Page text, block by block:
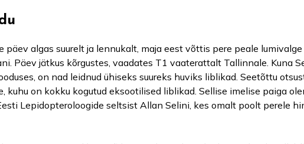
päev algas suurelt ja lennukalt, maja eest võttis pere peale
Päev jätkus kõrgustes, vaadates T1 vaaterattalt Tallinnale. Kuna
on nad leidnud ühiseks suureks huviks liblikad. Seetõttu
kuhu on kokku kogutud eksootilised liblikad. Sellise imelise paiga
Lepidopteroloogide seltsist Allan Selini, kes omalt poolt perele